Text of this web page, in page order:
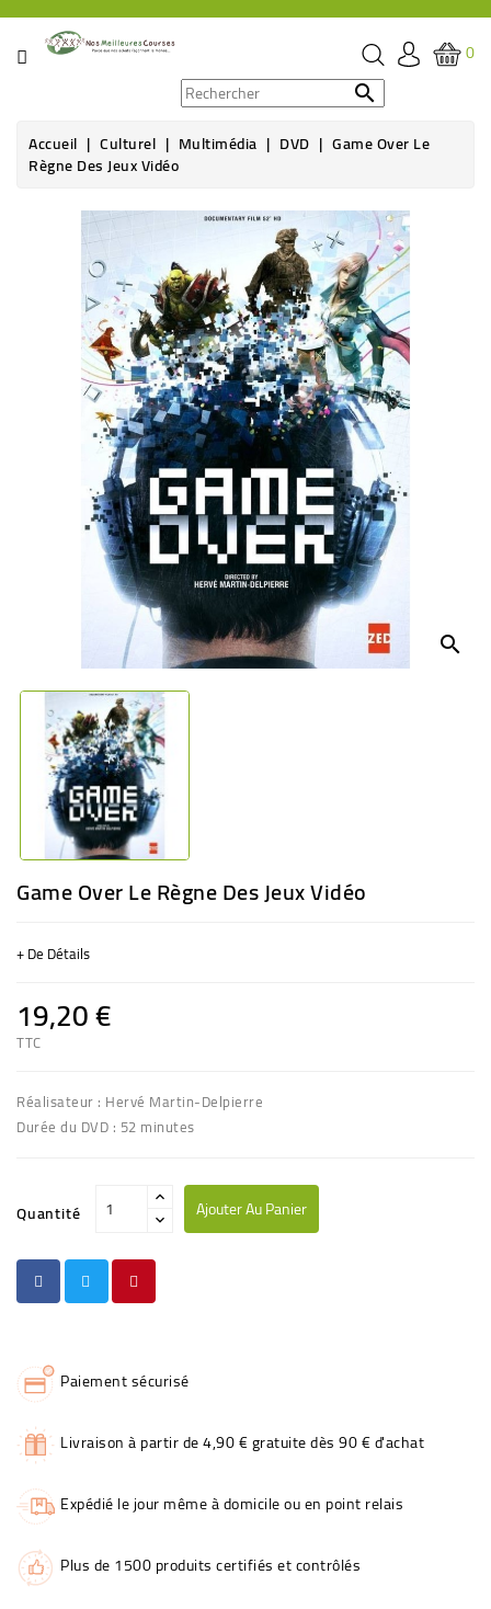
CATÉGORIE
ÉPICERIE
BOISSON
HYGIÈNE
0

Accueil Culturel Multimédia DVD Game Over Le
Règne Des Jeux Vidéo
search
Game Over Le Règne Des Jeux Vidéo
+ De Détails
19,20 €
TTC
Réalisateur : Hervé Martin-Delpierre
Durée du DVD : 52 minutes
Quantité Ajouter Au Panier
Paiement sécurisé
Livraison à partir de 4,90 € gratuite dès 90 € d'achat
Expédié le jour même à domicile ou en point relais
Plus de 1500 produits certifiés et contrôlés